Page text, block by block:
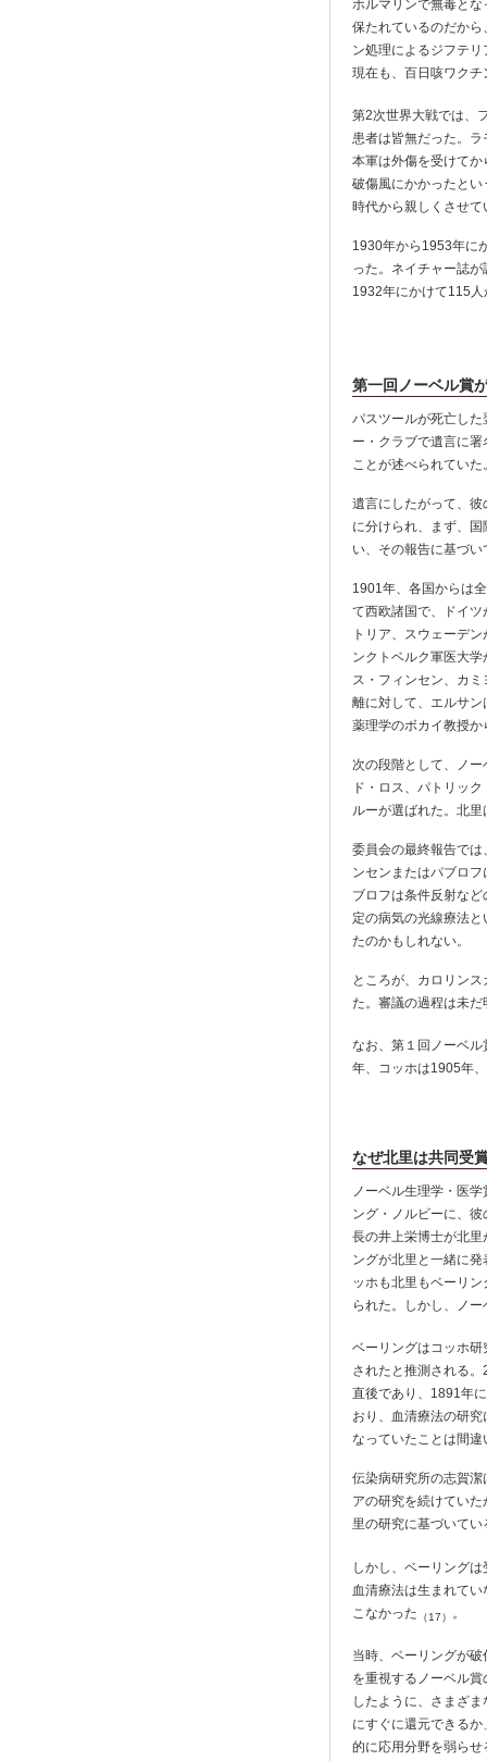
ホルマリンで無毒と
保たれているのだか
ン処理によるジフテ
現在も、百日咳ワク
第2次世界大戦では、
患者は皆無だった。
本軍は外傷を受けて
破傷風にかかったと
時代から親しくさせ
1930年から1953年に
った。ネイチャー誌
1932年にかけて115
第一回ノーベル賞
パスツールが死亡し
ー・クラブで遺言に
ことが述べられてい
遺言にしたがって、
に分けられ、まず、
い、その報告に基づ
1901年、各国からは
て西欧諸国で、ドイ
トリア、スウェーデ
ンクトベルク軍医大
ス・フィンセン、カ
離に対して、エルサ
薬理学のボカイ教授
次の段階として、ノ
ド・ロス、パトリッ
ルーが選ばれた。北
委員会の最終報告で
ンセンまたはパブロ
ブロフは条件反射な
定の病気の光線療法
たのかもしれない。
ところが、カロリン
た。審議の過程は未
なお、第１回ノーベ
年、コッホは1905年
なぜ北里は共同受
ノーベル生理学・医
ング・ノルビーに、
長の井上栄博士が北
ングが北里と一緒に
ッホも北里もベーリ
られた。しかし、ノ
ベーリングはコッホ
されたと推測される
直後であり、1891年
おり、血清療法の研
なっていたことは間違
伝染病研究所の志賀
アの研究を続けてい
里の研究に基づいて
しかし、ベーリング
血清療法は生まれて
こなかった （17） 。
当時、ベーリングが
を重視するノーベル
したように、さまざ
にすぐに還元できる
的に応用分野を弱ら